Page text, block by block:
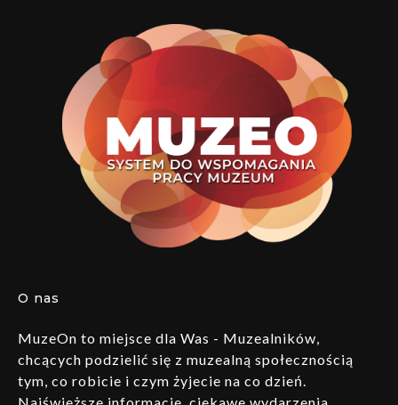
O nas
MuzeOn to miejsce dla Was - Muzealników,
chcących podzielić się z muzealną społecznością
tym, co robicie i czym żyjecie na co dzień.